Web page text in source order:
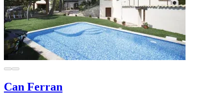
Can Ferran